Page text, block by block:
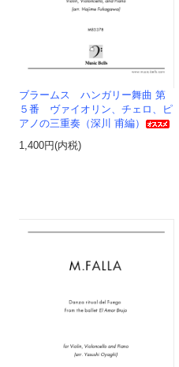
ブラームス ハンガリー舞曲 第
５番 ヴァイオリン、チェロ、ピ
アノの三重奏（深川 甫編）
1,400円(内税)